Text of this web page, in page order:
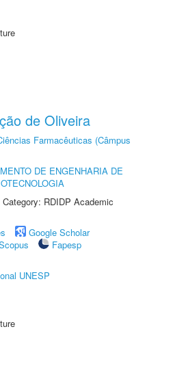
de Oliveira
Farmacêuticas (Câmpus
DE ENGENHARIA DE
RDIDP Academic
Google Scholar
Fapesp
UNESP